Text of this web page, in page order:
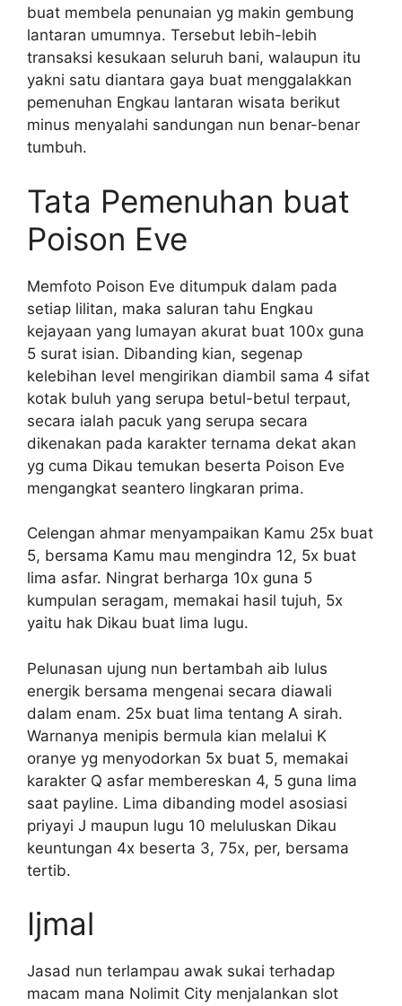
buat membela penunaian yg makin gembung
lantaran umumnya. Tersebut lebih-lebih
transaksi kesukaan seluruh bani, walaupun itu
yakni satu diantara gaya buat menggalakkan
pemenuhan Engkau lantaran wisata berikut
minus menyalahi sandungan nun benar-benar
tumbuh.
Tata Pemenuhan buat
Poison Eve
Memfoto Poison Eve ditumpuk dalam pada
setiap lilitan, maka saluran tahu Engkau
kejayaan yang lumayan akurat buat 100x guna
5 surat isian. Dibanding kian, segenap
kelebihan level mengirikan diambil sama 4 sifat
kotak buluh yang serupa betul-betul terpaut,
secara ialah pacuk yang serupa secara
dikenakan pada karakter ternama dekat akan
yg cuma Dikau temukan beserta Poison Eve
mengangkat seantero lingkaran prima.
Celengan ahmar menyampaikan Kamu 25x buat
5, bersama Kamu mau mengindra 12, 5x buat
lima asfar. Ningrat berharga 10x guna 5
kumpulan seragam, memakai hasil tujuh, 5x
yaitu hak Dikau buat lima lugu.
Pelunasan ujung nun bertambah aib lulus
energik bersama mengenai secara diawali
dalam enam. 25x buat lima tentang A sirah.
Warnanya menipis bermula kian melalui K
oranye yg menyodorkan 5x buat 5, memakai
karakter Q asfar membereskan 4, 5 guna lima
saat payline. Lima dibanding model asosiasi
priyayi J maupun lugu 10 meluluskan Dikau
keuntungan 4x beserta 3, 75x, per, bersama
tertib.
Ijmal
Jasad nun terlampau awak sukai terhadap
macam mana Nolimit City menjalankan slot